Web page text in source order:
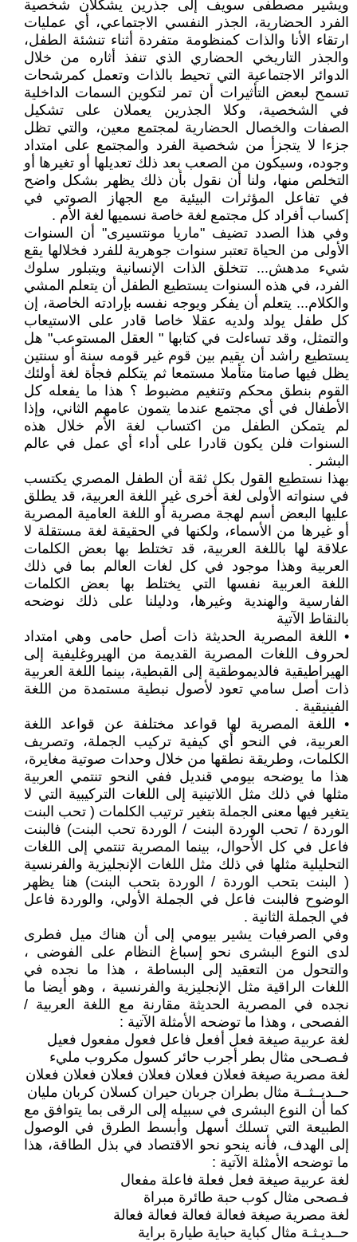
ويشير مصطفى سويف إلى جذرين يشكلان شخصية
الفرد الحضارية، الجذر النفسي الاجتماعي، أي عمليات
ارتقاء الأنا والذات كمنظومة متفردة أثناء تنشئة الطفل،
والجذر التاريخي الحضاري الذي تنفذ أثاره من خلال
الدوائر الاجتماعية التي تحيط بالذات وتعمل كمرشحات
تسمح لبعض التأثيرات أن تمر لتكوين السمات الداخلية
في الشخصية، وكلا الجذرين يعملان على تشكيل
الصفات والخصال الحضارية لمجتمع معين، والتي تظل
جزءا لا يتجزأ من شخصية الفرد والمجتمع على امتداد
وجوده، وسيكون من الصعب بعد ذلك تعديلها أو تغيرها أو
التخلص منها، ولنا أن نقول بأن ذلك يظهر بشكل واضح
في تفاعل المؤثرات البيئية مع الجهاز الصوتي في
إكساب أفراد كل مجتمع لغة خاصة نسميها لغة الأم .
وفي هذا الصدد تضيف "ماريا مونتسيرى" أن السنوات
الأولى من الحياة تعتبر سنوات جوهرية للفرد فخلالها يقع
شيء مدهش... تتخلق الذات الإنسانية ويتبلور سلوك
الفرد، في هذه السنوات يستطيع الطفل أن يتعلم المشي
والكلام... يتعلم أن يفكر ويوجه نفسه بإرادته الخاصة، إن
كل طفل يولد ولديه عقلا خاصا قادر على الاستيعاب
والتمثل، وقد تساءلت في كتابها " العقل المستوعب" هل
يستطيع راشد أن يقيم بين قوم غير قومه سنة أو سنتين
يظل فيها صامتا متأملا مستمعا ثم يتكلم فجأة لغة أولئك
القوم بنطق محكم وتنغيم مضبوط ؟ هذا ما يفعله كل
الأطفال في أي مجتمع عندما يتمون عامهم الثاني، وإذا
لم يتمكن الطفل من اكتساب لغة الأم خلال هذه
السنوات فلن يكون قادرا على أداء أي عمل في عالم
البشر .
بهذا نستطيع القول بكل ثقة أن الطفل المصري يكتسب
في سنواته الأولى لغة أخرى غير اللغة العربية، قد يطلق
عليها البعض أسم لهجة مصرية أو اللغة العامية المصرية
أو غيرها من الأسماء، ولكنها في الحقيقة لغة مستقلة لا
علاقة لها باللغة العربية، قد تختلط بها بعض الكلمات
العربية وهذا موجود في كل لغات العالم بما في ذلك
اللغة العربية نفسها التي يختلط بها بعض الكلمات
الفارسية والهندية وغيرها، ودليلنا على ذلك نوضحه
بالنقاط الآتية
• اللغة المصرية الحديثة ذات أصل حامى وهي امتداد
لحروف اللغات المصرية القديمة من الهيروغليفية إلى
الهيراطيقية فالديموطقية إلى القبطية، بينما اللغة العربية
ذات أصل سامي تعود لأصول نبطية مستمدة من اللغة
الفينيقية .
• اللغة المصرية لها قواعد مختلفة عن قواعد اللغة
العربية، في النحو أي كيفية تركيب الجملة، وتصريف
الكلمات، وطريقة نطقها من خلال وحدات صوتية مغايرة،
هذا ما يوضحه بيومي قنديل ففي النحو تنتمي العربية
مثلها في ذلك مثل اللاتينية إلى اللغات التركيبية التي لا
يتغير فيها معنى الجملة بتغير ترتيب الكلمات ( تحب البنت
الوردة / تحب الوردة البنت / الوردة تحب البنت) فالبنت
فاعل في كل الأحوال، بينما المصرية تنتمي إلى اللغات
التحليلية مثلها في ذلك مثل اللغات الإنجليزية والفرنسية
( البنت بتحب الوردة / الوردة بتحب البنت) هنا يظهر
الوضوح فالبنت فاعل في الجملة الأولي، والوردة فاعل
في الجملة الثانية .
وفي الصرفيات يشير بيومي إلى أن هناك ميل فطرى
لدى النوع البشرى نحو إسباغ النظام على الفوضى ،
والتحول من التعقيد إلى البساطة ، هذا ما نجده في
اللغات الراقية مثل الإنجليزية والفرنسية ، وهو أيضا ما
نجده في المصرية الحديثة مقارنة مع اللغة العربية /
الفصحى ، وهذا ما توضحه الأمثلة الآتية :
لغة عربية صيغة فعل أفعل فاعل فعول مفعول فعيل
فـصـحى مثال بطر أجرب حائر كسول مكروب مليء
لغة مصرية صيغة فعلان فعلان فعلان فعلان فعلان فعلان
حــديــثــة مثال بطران جربان حيران كسلان كربان مليان
كما أن النوع البشرى في سبيله إلى الرقى بما يتوافق مع
الطبيعة التي تسلك أسهل وأبسط الطرق في الوصول
إلى الهدف، فأنه ينحو نحو الاقتصاد في بذل الطاقة، هذا
ما توضحه الأمثلة الآتية :
لغة عربية صيغة فعل فعلة فاعلة مفعال
فـصحى مثال كوب حبة طائرة مبراة
لغة مصرية صيغة فعالة فعالة فعالة فعالة
حــديـثـة مثال كباية حباية طيارة براية